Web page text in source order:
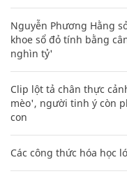
Nguyễn Phương Hằng
khoe sổ đỏ tính bằng
nghìn tỷ'
Clip lột tả chân thực
mèo', người tinh ý còn
con
Các công thức hóa học